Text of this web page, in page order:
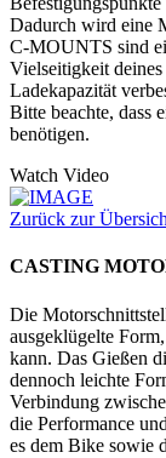
Dadurch wird eine
C-MOUNTS sind
Vielseitigkeit
Ladekapazität
Bitte beachte, dass
benötigen.
Watch Video
Zurück zur
CASTING
Die
ausgeklügelte
kann. Das Gießen
dennoch leichte
Verbindung
die Performance
es dem Bike sowie